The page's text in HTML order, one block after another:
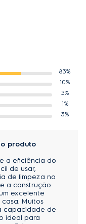
limpar toda a
utilizar e
sem
de bateria
rápido, com
a remoção de
fungos do
você e sua
83%
10%
3%
1%
3%
produto
a eficiência do
de usar,
de limpeza no
a construção
excelente
Muitos
capacidade de
ideal para